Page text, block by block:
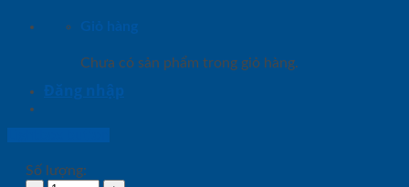
Giỏ hàng
Chưa có sản phẩm trong giỏ hàng.
Đăng nhập
Số lượng: